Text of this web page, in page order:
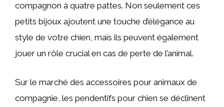
compagnon à quatre pattes. Non seulement ces
petits bijoux ajoutent une touche d’élégance au
style de votre chien, mais ils peuvent également
jouer un rôle crucial en cas de perte de l’animal.
Sur le marché des accessoires pour animaux de
compagnie, les pendentifs pour chien se déclinent